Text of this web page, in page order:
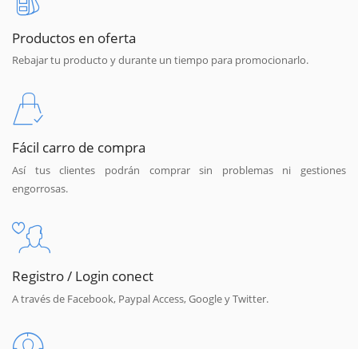
Productos en oferta
Rebajar tu producto y durante un tiempo para promocionarlo.
Fácil carro de compra
Así tus clientes podrán comprar sin problemas ni gestiones
engorrosas.
Registro / Login conect
A través de Facebook, Paypal Access, Google y Twitter.